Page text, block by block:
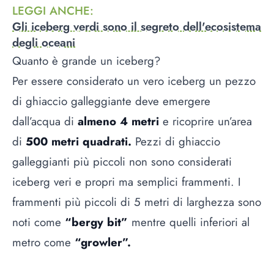
LEGGI ANCHE:
Gli iceberg verdi sono il segreto dell'ecosistema
degli oceani
Quanto è grande un iceberg?
Per essere considerato un vero iceberg un pezzo
di ghiaccio galleggiante deve emergere
dall’acqua di almeno 4 metri e ricoprire un’area
di 500 metri quadrati. Pezzi di ghiaccio
galleggianti più piccoli non sono considerati
iceberg veri e propri ma semplici frammenti. I
frammenti più piccoli di 5 metri di larghezza sono
noti come “bergy bit” mentre quelli inferiori al
metro come “growler”.